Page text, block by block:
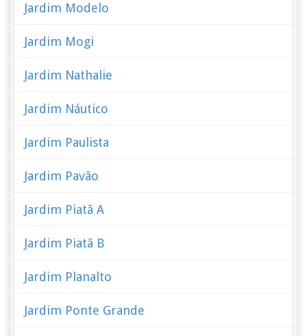
Jardim Modelo
Jardim Mogi
Jardim Nathalie
Jardim Náutico
Jardim Paulista
Jardim Pavão
Jardim Piatã A
Jardim Piatã B
Jardim Planalto
Jardim Ponte Grande